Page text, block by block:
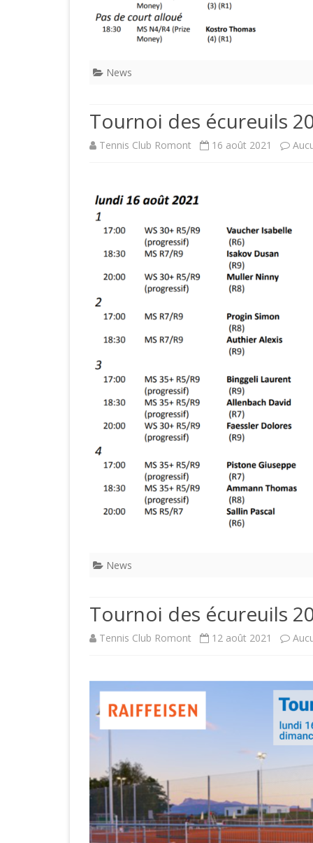
News
Tournoi des écureuils
Tennis Club Romont 16 août 2021
News
Tournoi des écureuils
Tennis Club Romont 12 août 2021